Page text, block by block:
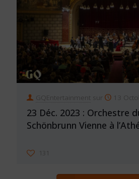
GQEntertainment sur 13
23 Déc. 2023 : Orchestre
Schönbrunn Vienne à
131